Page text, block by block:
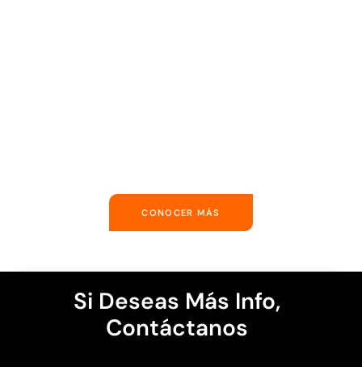
CONOCER MÁS
Si Deseas Más Info,
Contáctanos